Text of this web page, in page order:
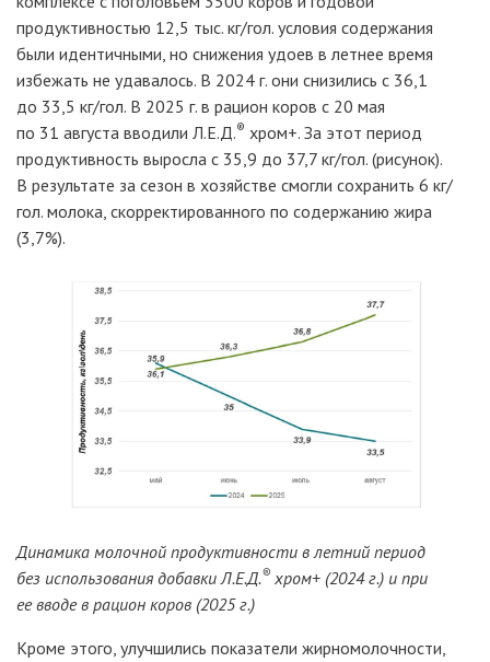
продуктивностью 12,5 тыс. кг/гол. условия содержания
были идентичными, но снижения удоев в летнее время
избежать не удавалось. В 2024 г. они снизились с 36,1
до 33,5 кг/гол. В 2025 г. в рацион коров с 20 мая
по 31 августа вводили Л.Е.Д.® хром+. За этот период
продуктивность выросла с 35,9 до 37,7 кг/гол. (рисунок).
В результате за сезон в хозяйстве смогли сохранить 6 кг/
гол. молока, скорректированного по содержанию жира
(3,7%).
Динамика молочной продуктивности в летний период
без использования добавки Л.Е.Д.® хром+ (2024 г.) и при
ее вводе в рацион коров (2025 г.)
Кроме этого, улучшились показатели жирномолочности,